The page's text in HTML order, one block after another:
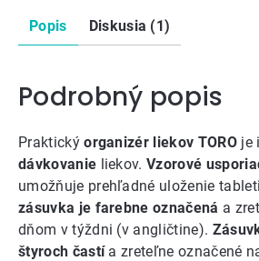
Popis Diskusia (1)
Podrobný popis
Praktickýorganizér liekov TOROje
dávkovanie liekov.Vzorové
umožňuje prehľadné uloženie
zásuvka je farebne označená a
dňom v týždni (v angličtine).
štyroch častía zreteľne označené